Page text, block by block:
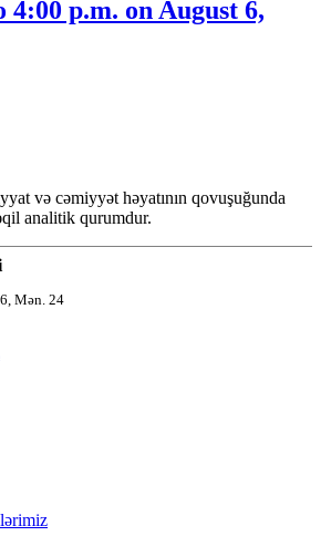
4:00 p.m. on August 6,
və cəmiyyət həyatının qovuşuğunda
analitik qurumdur.
Mən. 24